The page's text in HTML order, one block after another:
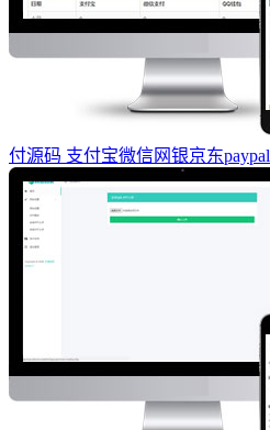
付源码 支付宝微信网银京东paypal